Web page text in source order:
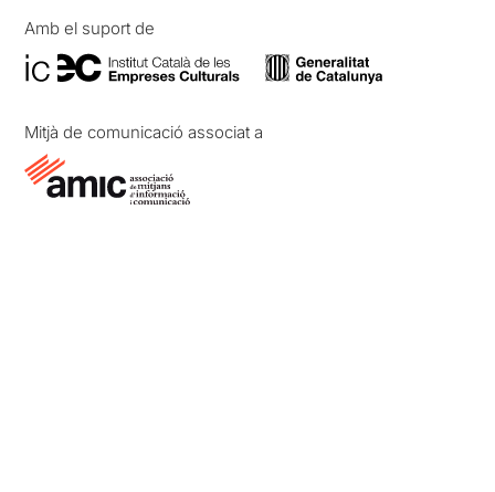
Amb el suport de
Mitjà de comunicació associat a